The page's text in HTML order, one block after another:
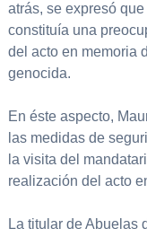
atrás, se expresó
constituía una
del acto en memoria
genocida.
En éste aspecto,
las medidas de
la visita del
realización del acto
La titular de Abuelas